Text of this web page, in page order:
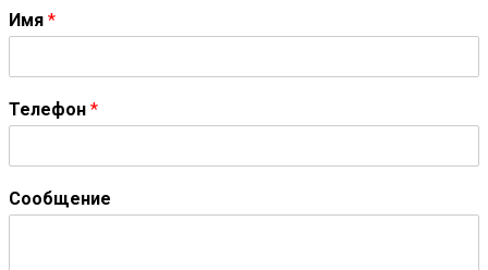
Имя *
Телефон *
Сообщение